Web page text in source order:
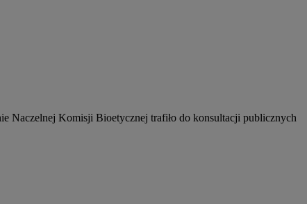
Naczelnej Komisji Bioetycznej trafiło do konsultacji publicznych